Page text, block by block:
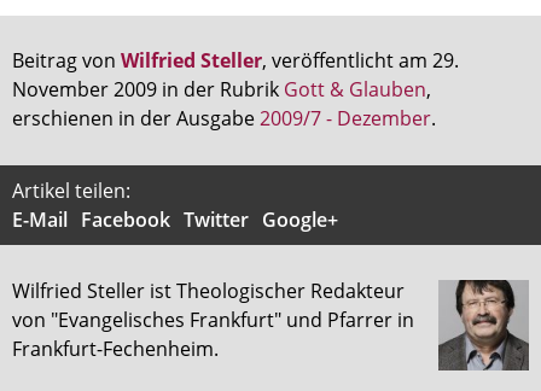
Beitrag von Wilfried Steller, veröffentlicht am 29.
November 2009 in der Rubrik Gott & Glauben,
erschienen in der Ausgabe2009/7 - Dezember.
Artikel teilen:
E-Mail Facebook Twitter Google+
Wilfried Steller ist Theologischer Redakteur
von "Evangelisches Frankfurt" und Pfarrer in
Frankfurt-Fechenheim.